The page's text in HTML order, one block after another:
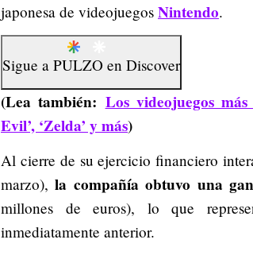
japonesa de videojuegos Nintendo.
Sigue a PULZO en Discover
(Lea también: Los videojuegos
Evil’, ‘Zelda’ y más)
Al cierre de su ejercicio financiero
marzo), la compañía obtuvo una
millones de euros), lo que
inmediatamente anterior.